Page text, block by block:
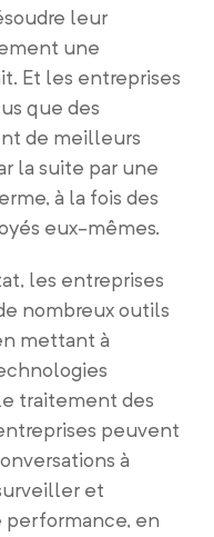
leur
une
Et les entreprises
que des
de meilleurs
la suite par une
à la fois des
eux-mêmes.
les entreprises
nombreux outils
mettant à
traitement des
peuvent
à
et
performance, en